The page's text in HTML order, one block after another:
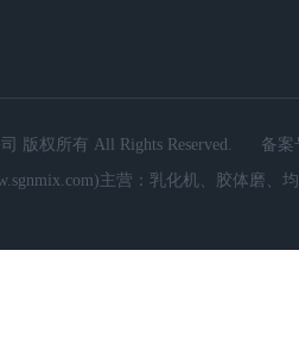
版权所有 All Rights Reserved.
备案
主营：乳化机、胶体磨